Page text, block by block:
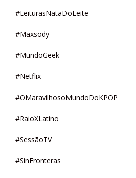
#LeiturasNataDoLeite
#Maxsody
#MundoGeek
#Netflix
#OMaravilhosoMundoDoKPOP
#RaioXLatino
#SessãoTV
#SinFronteras